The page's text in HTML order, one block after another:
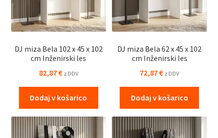
DJ miza Bela 102 x 45 x 102
cm Inženirski les
82,87€ z DDV
Dodaj v košarico
DJ miza Bela 62 x 45 x 102
cm Inženirski les
72,87€ z DDV
Dodaj v košarico